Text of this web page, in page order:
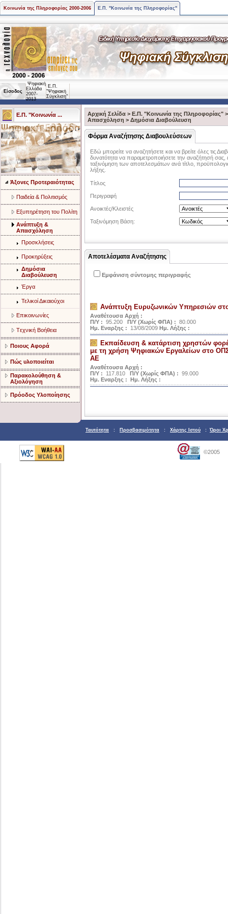
Κοινωνία της Πληροφορίας 2000-2006 Ε.Π. "Κοινωνία της Πληροφορίας"
Είσοδος
Ψηφιακή
Ελλάδα
2007-
2013
Ε.Π.
"Ψηφιακή
Σύγκλιση"
Ε.Π. "Κοινωνία ...
Άξονες Προτεραιότητας
Παιδεία & Πολιτισμός
Eξυπηρέτηση του Πολίτη
Aνάπτυξη &
Aπασχόληση
Προσκλήσεις
Προκηρύξεις
Δημόσια
Διαβούλευση
Έργα
Τελικοί Δικαιούχοι
Eπικοινωνίες
Tεχνική Bοήθεια
Ποιους Αφορά
Πώς υλοποιείται
Παρακολούθηση &
Αξιολόγηση
Πρόοδος Υλοποίησης
Αρχική Σελίδα > Ε.Π. "Κοινωνία της Πληροφορίας"
Aπασχόληση > Δημόσια Διαβούλευση
Φόρμα Αναζήτησης Διαβουλεύσεων
Εδώ μπορείτε να αναζητήσετε και να βρείτε όλες τις
δυνατότητα να παραμετροποιήσετε την αναζήτησή σας,
ταξινόμηση των αποτελεσμάτων ανά τίτλο,
λήξης.
Τίτλος
Περιγραφή
Ανοικτές/Κλειστές
Ταξινόμηση Βάση:
Αποτελέσματα Αναζήτησης
Εμφάνιση σύντομης περιγραφής
Ανάπτυξη Ευρυζωνικών Υπηρεσιών
Αναθέτουσα Αρχή :
Π/Υ : 95.200 Π/Υ (Χωρίς ΦΠΑ) : 80.000
Ημ. Εναρξης :
13/08/2009 Ημ. Λήξης :
Εκπαίδευση & κατάρτιση χρηστών
με τη χρήση Ψηφιακών Εργαλείων στο
ΑΕ
Αναθέτουσα Αρχή :
Π/Υ :
117.810 Π/Υ (Χωρίς ΦΠΑ) : 99.000
Ημ. Εναρξης : Ημ. Λήξης :
Ταυτότητα : Προσβασιμότητα : Χάρτης Ιστού : Όροι
©2005